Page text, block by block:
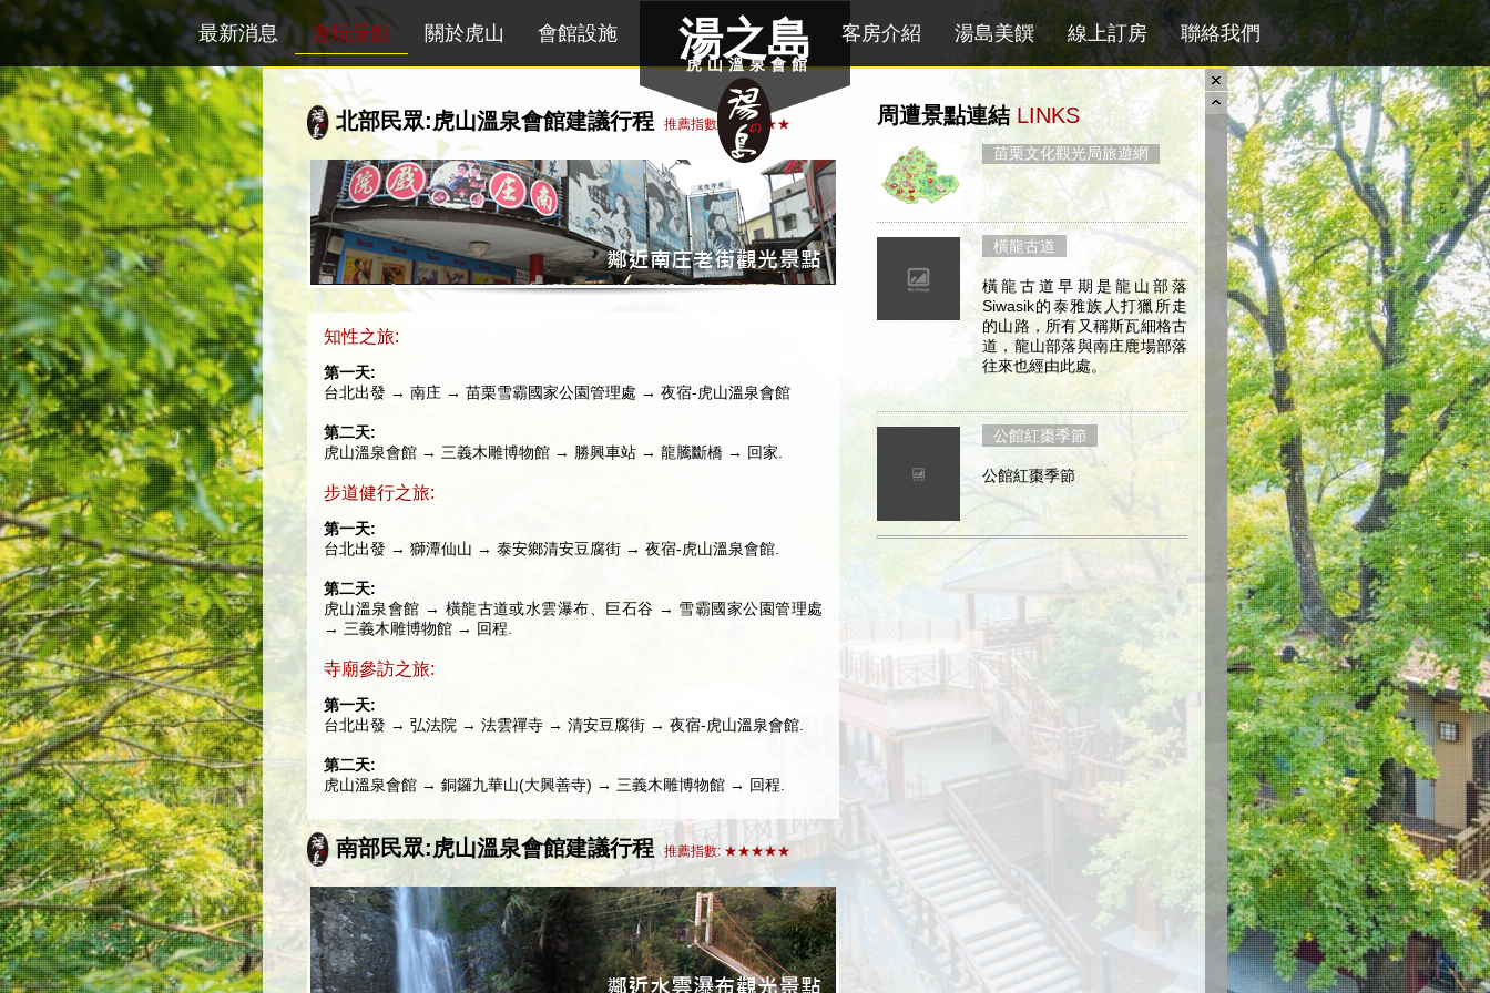
湯之島
虎山溫泉會館
最新消息 遊玩景點 關於虎山 會館設施 客房介紹 湯島美饌 線上訂房 聯絡我們
周遭景點連結LINKS
苗栗文化觀光局旅遊網
橫龍古道
橫龍古道早期是龍山部落
Siwasik的泰雅族人打獵所走
的山路，所有又稱斯瓦細格古
道，龍山部落與南庄鹿場部落
往來也經由此處。
公館紅棗季節
公館紅棗季節
北部民眾:虎山溫泉會館建議行程 推薦指數: ★★★★★
知性之旅:
第一天:
台北出發 → 南庄 → 苗栗雪霸國家公園管理處 → 夜宿-虎山溫泉會館
第二天:
虎山溫泉會館 → 三義木雕博物館 → 勝興車站 → 龍騰斷橋 → 回家.
步道健行之旅:
第一天:
台北出發 → 獅潭仙山 → 泰安鄉清安豆腐街 → 夜宿-虎山溫泉會館.
第二天:
虎山溫泉會館 → 橫龍古道或水雲瀑布、巨石谷 → 雪霸國家公園管理處
→ 三義木雕博物館 → 回程.
寺廟參訪之旅:
第一天:
台北出發 → 弘法院 → 法雲禪寺 → 清安豆腐街 → 夜宿-虎山溫泉會館.
第二天:
虎山溫泉會館 → 銅鑼九華山(大興善寺) → 三義木雕博物館 → 回程.
南部民眾:虎山溫泉會館建議行程 推薦指數: ★★★★★